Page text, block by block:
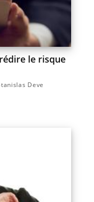
le risque
Deve